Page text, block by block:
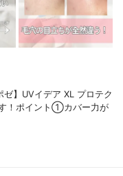
】UVイデア XL プロテク
！ポイント①カバー力が